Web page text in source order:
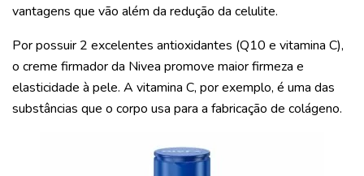
vantagens que vão além da redução da celulite.
Por possuir 2 excelentes antioxidantes (Q10 e vitamina C),
o creme firmador da Nivea promove maior firmeza e
elasticidade à pele. A vitamina C, por exemplo, é uma das
substâncias que o corpo usa para a fabricação de colágeno.